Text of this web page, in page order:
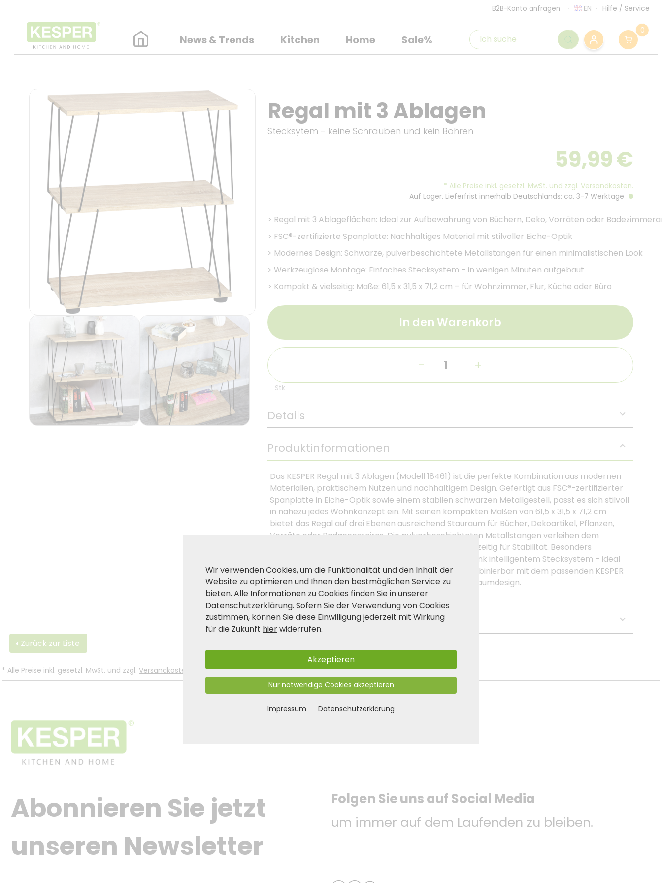
B2B-Konto anfragen EN Hilfe / Service
News & Trends Kitchen Home Sale%
0
Regal mit 3 Ablagen
Stecksytem - keine Schrauben und kein Bohren
59,99€
* Alle Preise inkl. gesetzl. MwSt. und zzgl. Versandkosten.
Auf Lager. Lieferfrist innerhalb Deutschlands: ca. 3-7 Werktage
> Regal mit 3 Ablageflächen: Ideal zur Aufbewahrung von Büchern, Deko, Vorräten oder
> FSC®-zertifizierte Spanplatte: Nachhaltiges Material mit stilvoller Eiche-Optik
> Modernes Design: Schwarze, pulverbeschichtete Metallstangen für einen minimalistischen Look
> Werkzeuglose Montage: Einfaches Stecksystem – in wenigen Minuten aufgebaut
> Kompakt & vielseitig: Maße: 61,5 x 31,5 x 71,2 cm – für Wohnzimmer, Flur, Küche oder Büro
In den Warenkorb
- +
Stk
Details
Produktinformationen
Das KESPER Regal mit 3 Ablagen (Modell 18461) ist die perfekte Kombination aus modernen
Materialien, praktischem Nutzen und nachhaltigem Design. Gefertigt aus FSC®-zertifizierter
Spanplatte in Eiche-Optik sowie einem stabilen schwarzen Metallgestell, passt es sich stilvoll
in nahezu jedes Wohnkonzept ein. Mit seinen kompakten Maßen von 61,5 x 31,5 x 71,2 cm
bietet das Regal auf drei Ebenen ausreichend Stauraum für Bücher, Dekoartikel, Pflanzen,
Vorräte oder Badaccessoires. Die pulverbeschichteten Metallstangen verleihen dem
Möbelstück einen industriellen Look und sorgen gleichzeitig für Stabilität. Besonders
praktisch: Der Aufbau erfolgt ganz ohne Werkzeug dank intelligentem Stecksystem – ideal
für alle, die es unkompliziert mögen. Tipp: Perfekt kombinierbar mit dem passenden KESPER
Beistelltisch aus derselben Serie für ein einheitliches Raumdesign.
Produkt- und Sicherheitshinweise:
Zurück zur Liste
* Alle Preise inkl. gesetzl. MwSt. und zzgl. Versandkosten
Abonnieren Sie jetzt
unseren Newsletter
Folgen Sie uns auf Social Media
um immer auf dem Laufenden zu bleiben.
Wir verwenden Cookies, um die Funktionalität und den Inhalt der
Website zu optimieren und Ihnen den bestmöglichen Service zu
bieten. Alle Informationen zu Cookies finden Sie in unserer
Datenschutzerklärung. Sofern Sie der Verwendung von Cookies
zustimmen, können Sie diese Einwilligung jederzeit mit Wirkung
für die Zukunft hierwiderrufen.
Akzeptieren
Nur notwendige Cookies akzeptieren
Impressum Datenschutzerklärung